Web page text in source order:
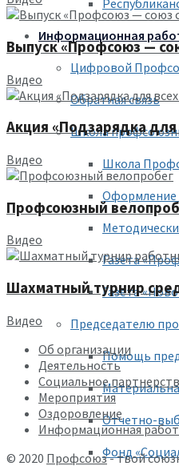
Информационная
Цифровой
Обратная связь
Школа
Школа
Оформление
Газета
Газета
Председателю
Помощь
Отчетно-
Фонд
Выпуск «Профсоюз —
Видео
Акция «Подзарядка для
Видео
Профсоюзный
Видео
Шахматный турнир
Видео
Об организации
Деятельность
Социальное
Мероприятия
Оздоровление
Информационная
© 2020 Профсоюз- твой